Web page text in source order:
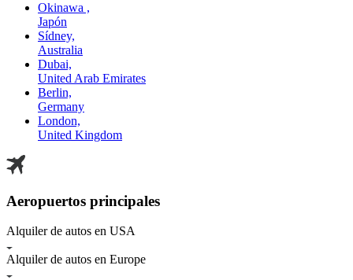
Okinawa ,
Japón
Sídney,
Australia
Dubai,
United Arab Emirates
Berlin,
Germany
London,
United Kingdom
Aeropuertos principales
Alquiler de autos en USA
Alquiler de autos en Europe